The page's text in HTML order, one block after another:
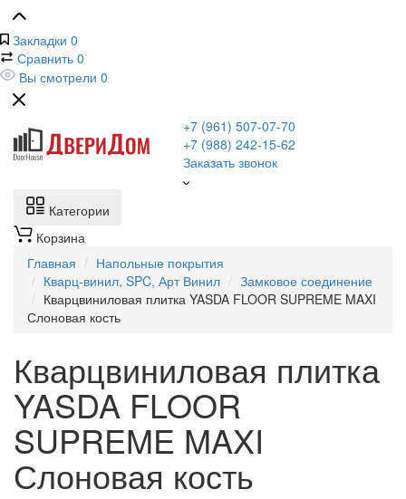
Закладки 0
Сравнить 0
Вы смотрели 0
+7 (961) 507-07-70
+7 (988) 242-15-62
Заказать звонок
Категории
Корзина
Главная
Напольные покрытия
Кварц-винил, SPC, Арт Винил
Замковое соединение
Кварцвиниловая плитка YASDA FLOOR SUPREME MAXI
Слоновая кость
Кварцвиниловая плитка
YASDA FLOOR
SUPREME MAXI
Слоновая кость